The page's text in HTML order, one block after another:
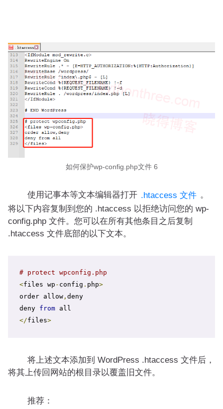
如何保护wp-config.php文件 6
使用记事本等文本编辑器打开 .htaccess 文件 。
将以下内容复制到您的 .htaccess 以拒绝访问您的 wp-
config.php 文件。您可以在所有其他条目之后复制
.htaccess 文件底部的以下文本。
# protect wpconfig.php
<files wp - config . php>
order allow, deny
deny from
</files>
将上述文本添加到 WordPress .htaccess 文件后，
将其上传回网站的根目录以覆盖旧文件。
推荐：